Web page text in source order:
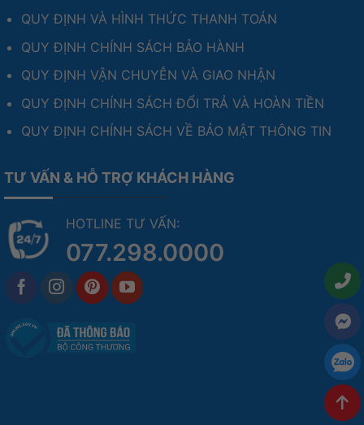
QUY ĐỊNH VÀ HÌNH THỨC THANH TOÁN
QUY ĐỊNH CHÍNH SÁCH BẢO HÀNH
QUY ĐỊNH VẬN CHUYỄN VÀ GIAO NHẬN
QUY ĐỊNH CHÍNH SÁCH ĐỔI TRẢ VÀ HOÀN TIỀN
QUY ĐỊNH CHÍNH SÁCH VỀ BẢO MẬT THÔNG TIN
TƯ VẤN & HỖ TRỢ KHÁCH HÀNG
HOTLINE TƯ VẤN:
077.298.0000